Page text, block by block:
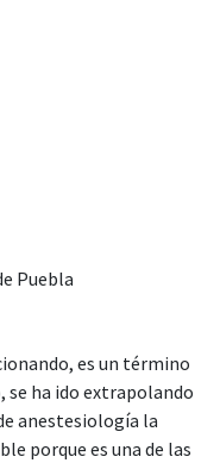
Puebla
es un término
se ha ido extrapolando
anestesiología la
porque es una de las